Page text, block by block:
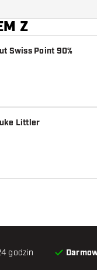
Z
Swiss Point 90%
Littler
godzin